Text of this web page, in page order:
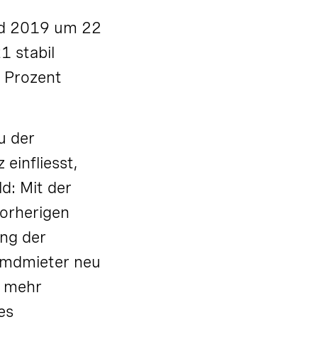
2019 um 22
stabil
der
einfliesst,
Mit der
der
neu